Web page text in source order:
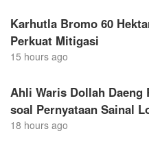
Karhutla Bromo 60
Perkuat Mitigasi
15 hours ago
Ahli Waris Dollah Daeng
soal Pernyataan Sainal
18 hours ago